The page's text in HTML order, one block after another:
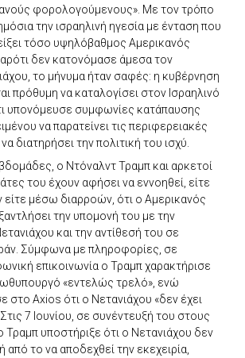
φορολογούμενους». Με τον τρόπο
την ισραηλινή ηγεσία με ένταση που
τόσο υψηλόβαθμος Αμερικανός
δεν κατονόμασε άμεσα τον
το μήνυμα ήταν σαφές: η κυβέρνηση
πρόθυμη να καταλογίσει στον Ισραηλινό
υπονόμευσε συμφωνίες κατάπαυσης
να παρατείνει τις περιφερειακές
διατηρήσει την πολιτική του ισχύ.
ο Ντόναλντ Τραμπ και αρκετοί
του έχουν αφήσει να εννοηθεί, είτε
μέσω διαρροών, ότι ο Αμερικανός
την υπομονή του με την
και την αντίθεσή του σε
Σύμφωνα με πληροφορίες, σε
επικοινωνία ο Τραμπ χαρακτήρισε
«εντελώς τρελό», ενώ
στο Axios ότι ο Νετανιάχου «δεν έχει
7 Ιουνίου, σε συνέντευξή του στους
Τραμπ υποστήριξε ότι ο Νετανιάχου δεν
από το να αποδεχθεί την εκεχειρία,